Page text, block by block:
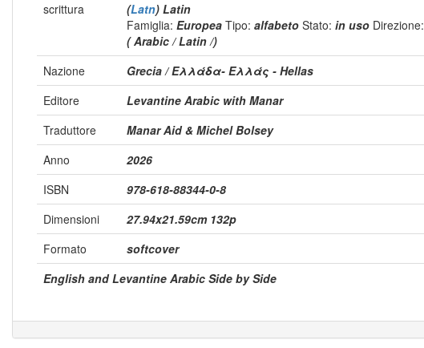
scrittura (Latn) Latin
Famiglia: Europea Tipo: alfabeto Stato: in uso Direzione:
( Arabic / Latin /)
Nazione
Grecia / Ελλάδα- Ελλάς - Hellas
Editore
Levantine Arabic with Manar
Traduttore
Manar Aid & Michel Bolsey
Anno
2026
ISBN
978-618-88344-0-8
Dimensioni
‎27.94x21.59cm 132p
Formato
softcover
English and Levantine Arabic Side by Side